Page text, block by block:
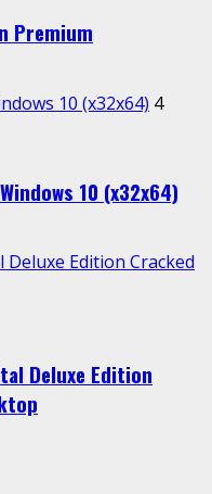
Premium
10 (x32x64) 4
10 (x32x64)
Deluxe Edition Cracked
Deluxe Edition